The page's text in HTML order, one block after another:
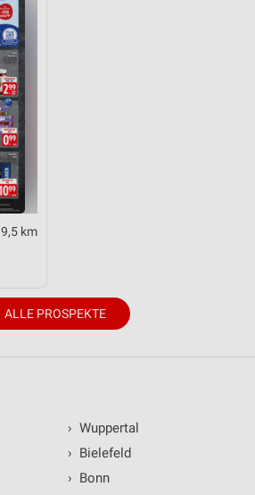
9,5 km
ALLE PROSPEKTE
› Wuppertal
› Bielefeld
› Bonn